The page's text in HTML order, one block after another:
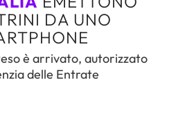
DA UNO
è arrivato, autorizzato
delle Entrate